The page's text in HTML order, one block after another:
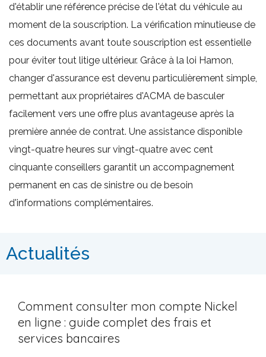
d'établir une référence précise de l'état du véhicule au
moment de la souscription. La vérification minutieuse de
ces documents avant toute souscription est essentielle
pour éviter tout litige ultérieur. Grâce à la loi Hamon,
changer d'assurance est devenu particulièrement simple,
permettant aux propriétaires d'ACMA de basculer
facilement vers une offre plus avantageuse après la
première année de contrat. Une assistance disponible
vingt-quatre heures sur vingt-quatre avec cent
cinquante conseillers garantit un accompagnement
permanent en cas de sinistre ou de besoin
d'informations complémentaires.
Actualités
Comment consulter mon compte Nickel
en ligne : guide complet des frais et
services bancaires